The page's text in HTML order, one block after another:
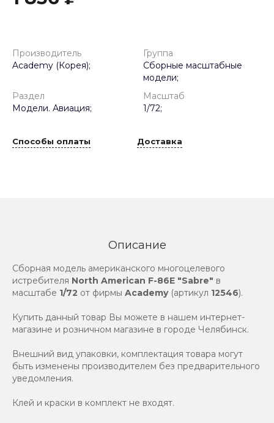
Производитель
Academy (Корея);
Группа
Сборные масштабные
модели;
Раздел
Модели. Авиация;
Масштаб
1/72;
Способы оплаты Доставка
Описание
Сборная модель американского многоцелевого
истребителя North American F-86E "Sabre" в
масштабе 1/72 от фирмы Academy(артикул 12546).
Купить данный товар Вы можете в нашем интернет-
магазине и розничном магазине в городе Челябинск.
Внешний вид упаковки, комплектация товара могут
быть изменены производителем без предварительного
уведомления.
Клей и краски в комплект не входят.